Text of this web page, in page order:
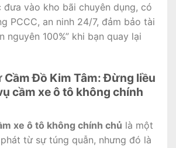
đưa vào kho bãi chuyên dụng, có
PCCC, an ninh 24/7, đảm bảo tài
nguyên 100%” khi bạn quay lại
Cầm Đồ Kim Tâm: Đừng liều
cầm xe ô tô không chính
xe ô tô không chính chủ là một
từ sự túng quẫn, nhưng đó là